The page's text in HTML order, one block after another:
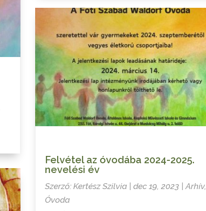
Felvétel az óvodába 2024-2025.
nevelési év
Szerző:Kertész Szilvia |dec 19, 2023 |Arhív,
Óvoda